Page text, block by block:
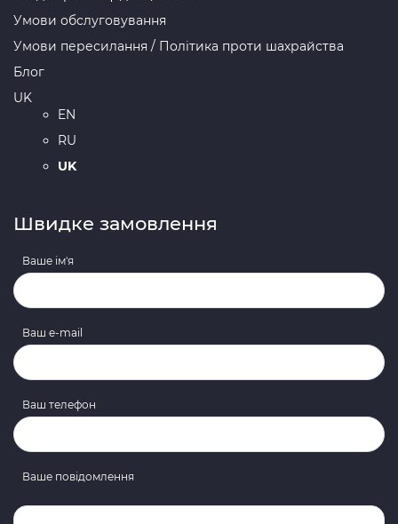
Умови обслуговування
Умови пересилання / Політика проти шахрайства
Блог
UK
EN
RU
UK
Швидке замовлення
Ваше ім'я
Ваш e-mail
Ваш телефон
Ваше повідомлення